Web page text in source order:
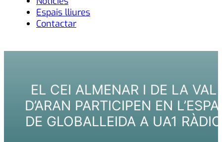
Espais lliures
Contactar
EL CEI ALMENAR I DE LA VAL
D’ARAN PARTICIPEN EN L’ESPAI
DE GLOBALLEIDA A UA1 RÀDIO